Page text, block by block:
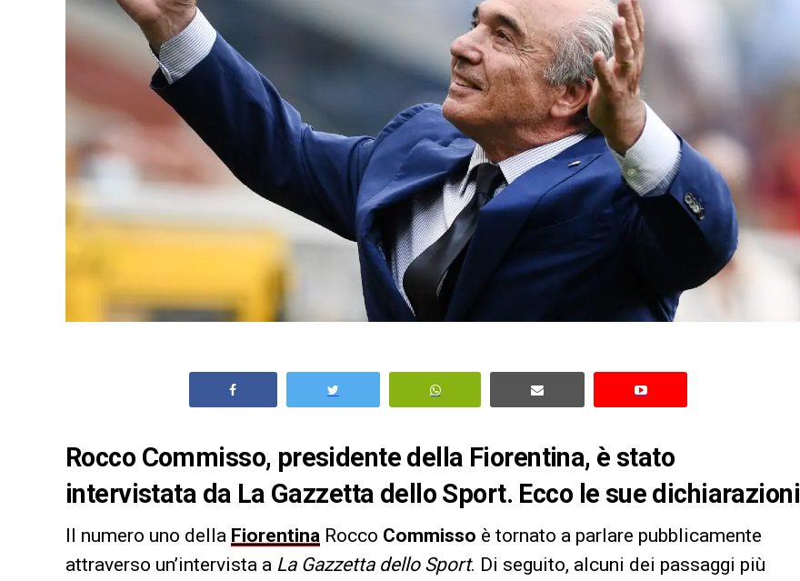
Rocco Commisso, presidente della Fiorentina, è stato
intervistata da La Gazzetta dello Sport. Ecco le sue dichiarazioni
Il numero uno della Fiorentina Rocco Commisso è tornato a parlare pubblicamente
attraverso un’intervista a La Gazzetta dello Sport. Di seguito, alcuni dei passaggi più